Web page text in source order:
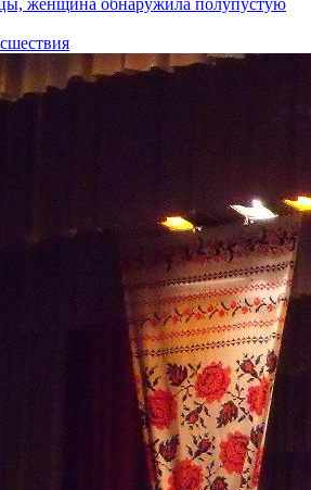
женщина обнаружила полупустую